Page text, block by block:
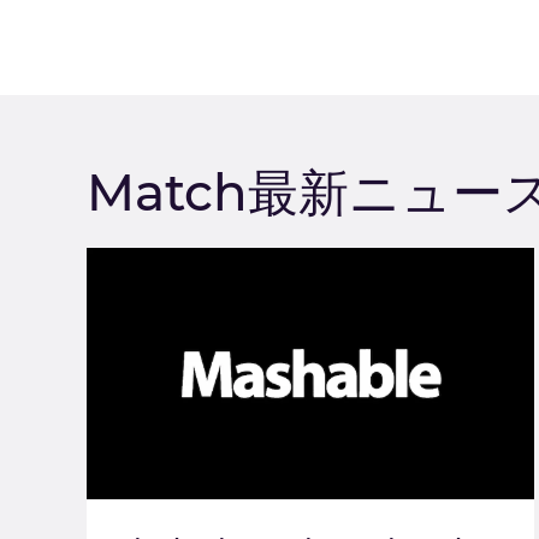
Match最新ニュー